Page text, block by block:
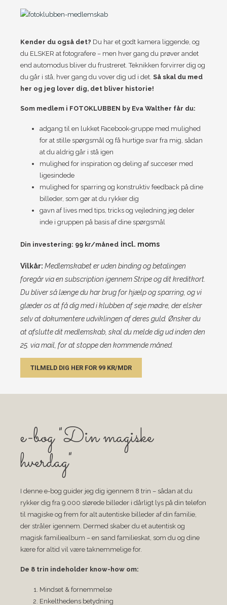
Kender du også det? Du har et godt kamera liggende, og
du ELSKER at fotografere – men hver gang du prøver andet
end automodus bliver du frustreret. Teknikken forvirrer dig og
du går i stå, hver gang du vover dig ud i det. Så skal du med
her og jeg lover dig, det bliver historie!
Som medlem i FOTOKLUBBEN by Eva Walther får du:
adgang til en lukket Facebook-gruppe med mulighed
for at stille spørgsmål og få hurtige svar fra mig, sådan
at du aldrig går i stå igen
mulighed for inspiration og deling af succeser med
ligesindede
mulighed for sparring og konstruktiv feedback på dine
billeder, som gør at du rykker dig
gavn af lives med tips, tricks og vejledning jeg deler
inde i gruppen på basis af dine spørgsmål
Din investering: 99 kr/måned incl. moms
Vilkår: Medlemskabet er uden binding og betalingen
foregår via en subscription igennem Stripe og dit kreditkort.
Du bliver så længe du har brug for hjælp og sparring, og vi
glæder os at få dig med i klubben af seje mødre, der elsker
selv at dokumentere udviklingen af deres guld. Ønsker du
at afslutte dit medlemskab, skal du melde dig ud inden den
25. via mail, for at stoppe den kommende måned.
TILMELD DIG HER FOR 99 KR/MDR
e-bog "Din magiske
hverdag"
I denne e-bog guider jeg dig igennem 8 trin – sådan at du
rykker dig fra 9.000 slørede billeder i dårligt lys på din telefon
til magiske og frem for alt autentiske billeder af din familie,
der stråler igennem. Dermed skaber du et autentisk og
magisk familiealbum – en sand familieskat, som du og dine
kære for altid vil være taknemmelige for.
De 8 trin indeholder know-how om:
Mindset & fornemmelse
Enkelthedens betydning